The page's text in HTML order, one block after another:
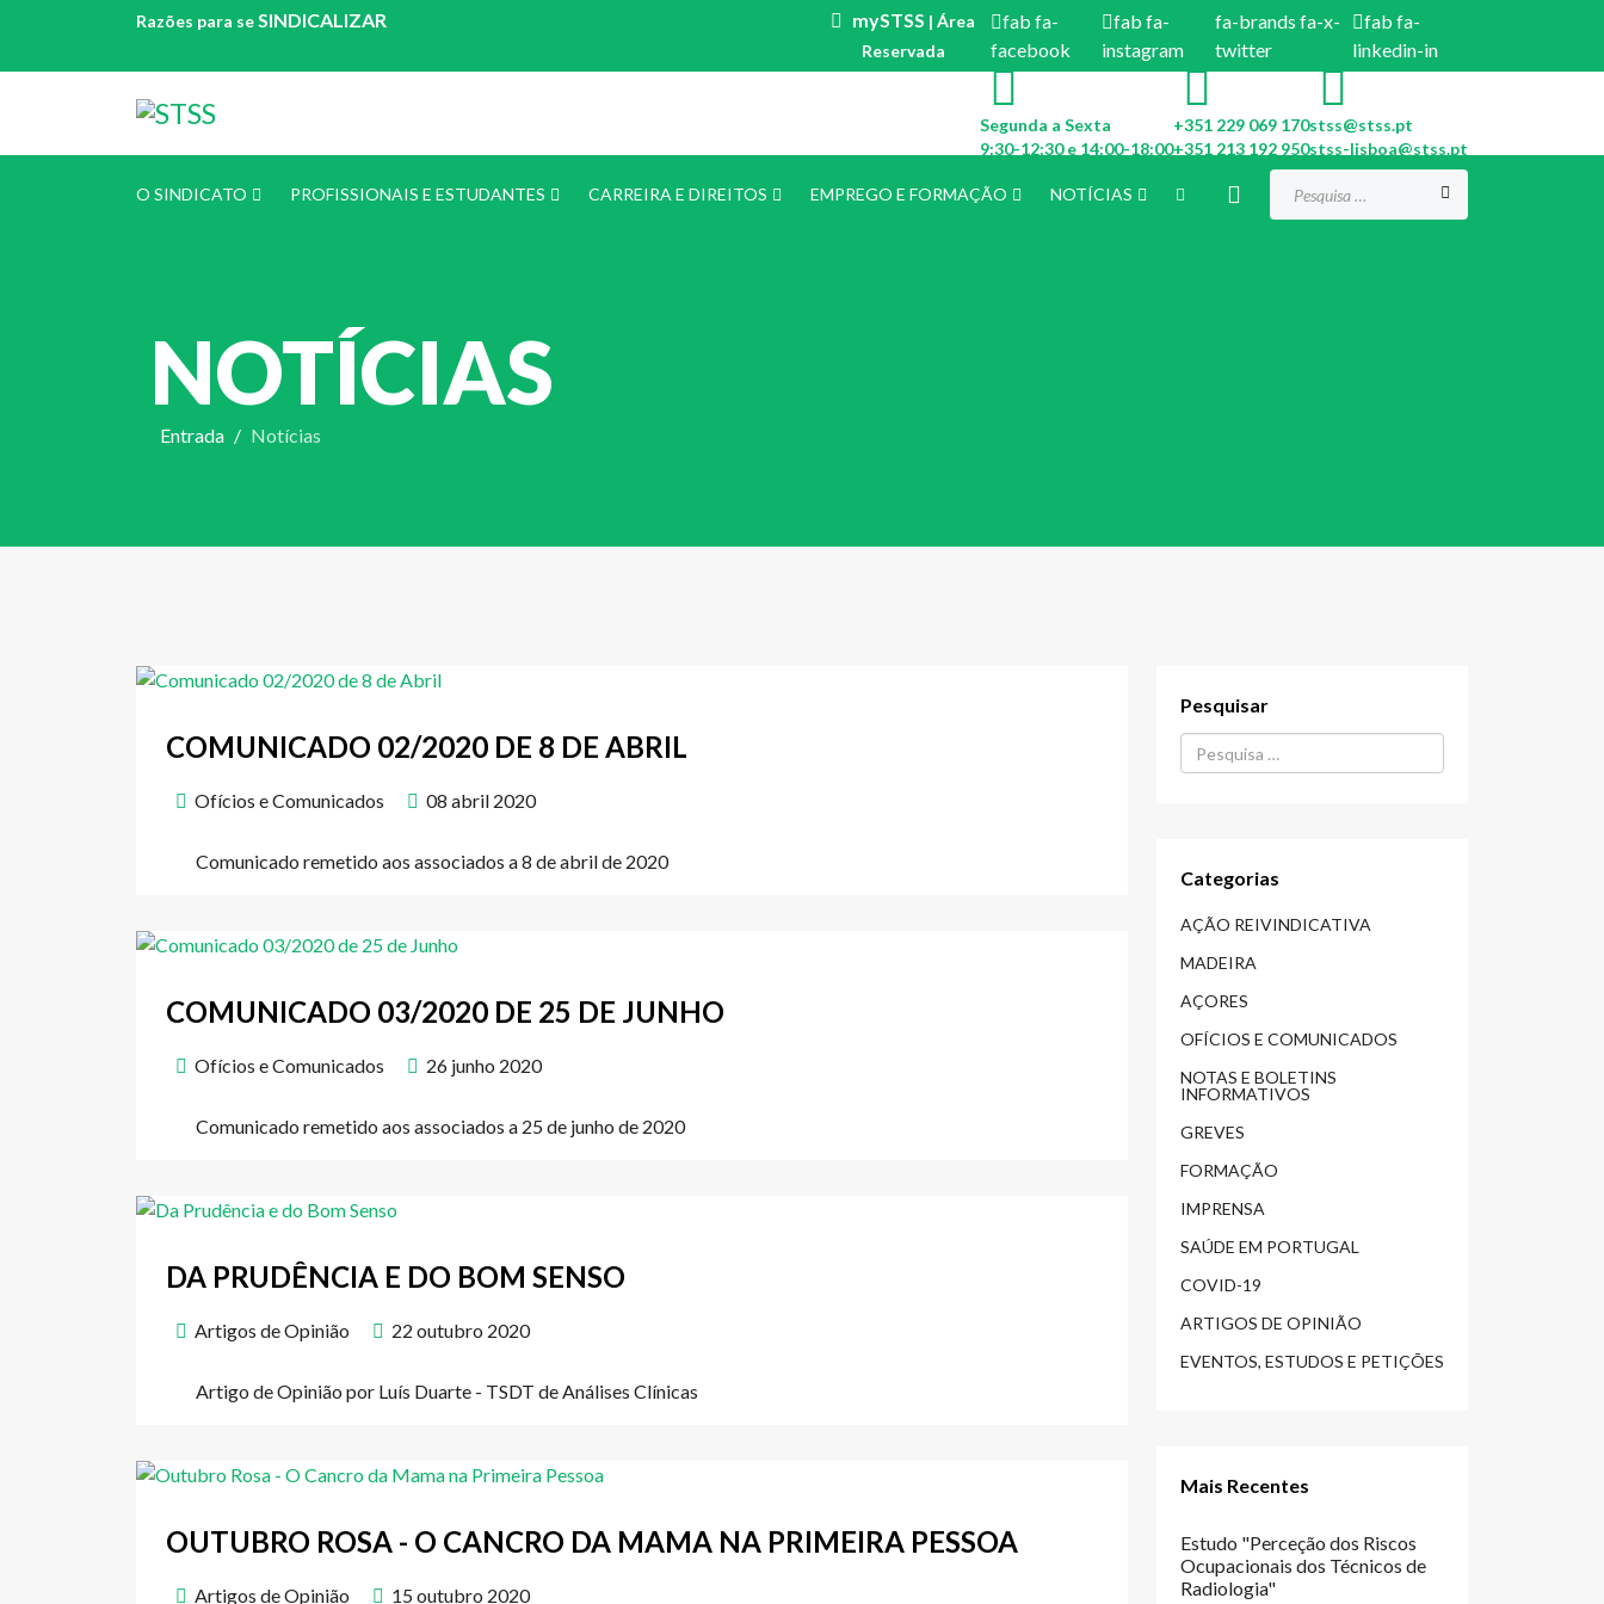
Razões para seSINDICALIZAR mySTSS | Área
Reservada
fab fa-
facebook
fab fa-
instagram
fa-brands fa-x-
twitter
fab fa-
linkedin-in
Segunda a Sexta
9:30-12:30 e 14:00-18:00
+351 229 069 170
+351 213 192 950
stss@stss.pt
stss-lisboa@stss.pt
O SINDICATO PROFISSIONAIS E ESTUDANTES CARREIRA E DIREITOS EMPREGO E FORMAÇÃO NOTÍCIAS
NOTÍCIAS
Entrada Notícias
COMUNICADO 02/2020 DE 8 DE ABRIL
Ofícios e Comunicados 08 abril 2020
Comunicado remetido aos associados a 8 de abril de 2020
COMUNICADO 03/2020 DE 25 DE JUNHO
Ofícios e Comunicados 26 junho 2020
Comunicado remetido aos associados a 25 de junho de 2020
DA PRUDÊNCIA E DO BOM SENSO
Artigos de Opinião 22 outubro 2020
Artigo de Opinião por Luís Duarte - TSDT de Análises Clínicas
OUTUBRO ROSA - O CANCRO DA MAMA NA PRIMEIRA PESSOA
Artigos de Opinião 15 outubro 2020
Pesquisar
Procurar...
Categorias
AÇÃO REIVINDICATIVA
MADEIRA
AÇORES
OFÍCIOS E COMUNICADOS
NOTAS E BOLETINS
INFORMATIVOS
GREVES
FORMAÇÃO
IMPRENSA
SAÚDE EM PORTUGAL
COVID-19
ARTIGOS DE OPINIÃO
EVENTOS, ESTUDOS E PETIÇÕES
Mais Recentes
Estudo "Perceção dos Riscos
Ocupacionais dos Técnicos de
Radiologia"